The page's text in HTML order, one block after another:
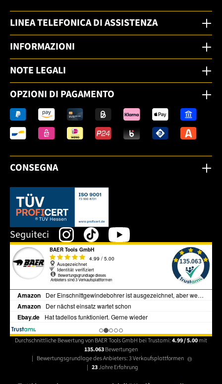
LINEA TELEFONICA DI ASSISTENZA
INFORMAZIONI
NOTE LEGALI
OPZIONI DI PAGAMENTO
CONSEGNA
Dieser Link öffnet sich in einem neuen Tab.
Seguiteci
Durchschnittliche Bewertung von BAER Tools GmbH bei Trustami:4.99 / 5.00mit
135.063Bewertungen
| Bewertungsgrundlage des Anbieters: 3 Verkaufsplattformen
| 23Jahre Erfahrung